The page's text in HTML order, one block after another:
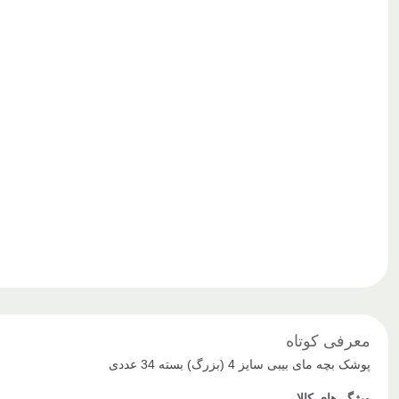
معرفی کوتاه
پوشک بچه مای بیبی سایز 4 (بزرگ) بسته 34 عددی